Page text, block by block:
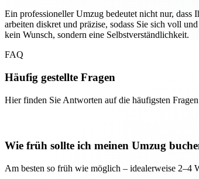
Ein professioneller Umzug bedeutet nicht nur, dass
arbeiten diskret und präzise, sodass Sie sich voll
kein Wunsch, sondern eine Selbstverständlichkeit.
FAQ
Häufig gestellte Fragen
Hier finden Sie Antworten auf die häufigsten
Wie früh sollte ich meinen Umzug
Am besten so früh wie möglich – idealerweise 2–4